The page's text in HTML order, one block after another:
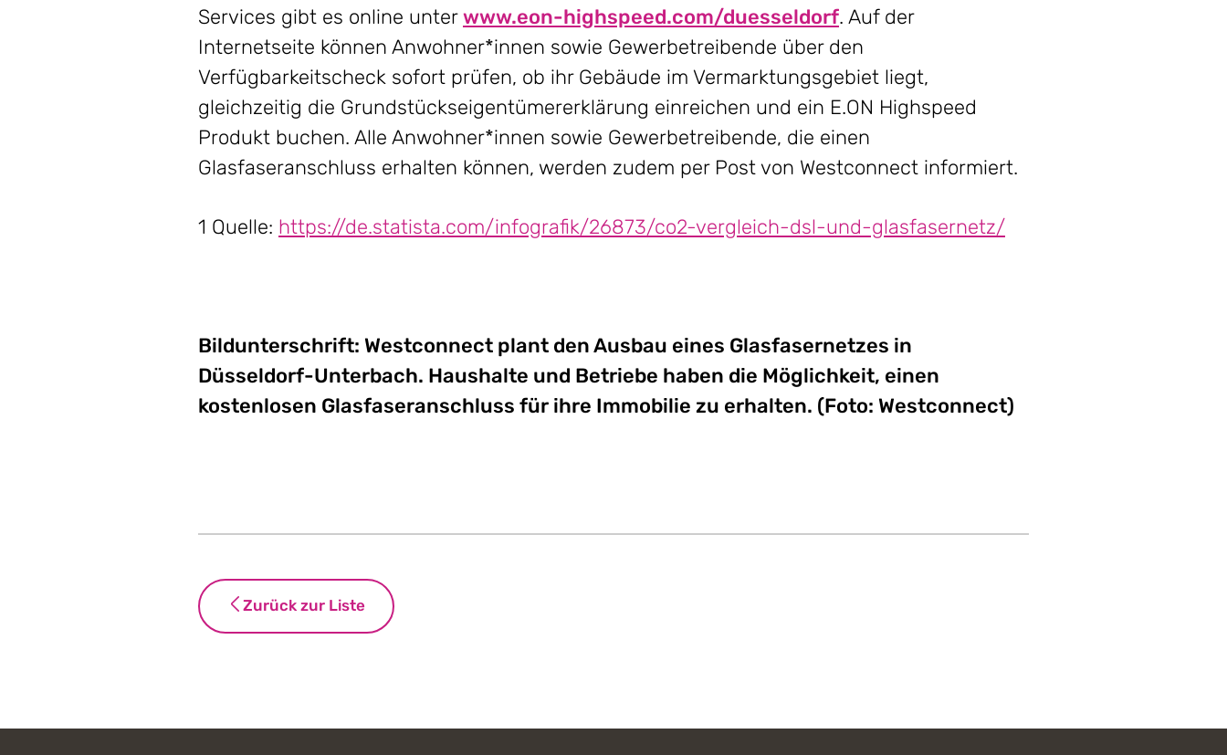
Services gibt es online unterwww.eon-highspeed.com/duesseldorf. Auf der
Internetseite können Anwohner*innen sowie Gewerbetreibende über den
Verfügbarkeitscheck sofort prüfen, ob ihr Gebäude im Vermarktungsgebiet liegt,
gleichzeitig die Grundstückseigentümererklärung einreichen und ein E.ON Highspeed
Produkt buchen. Alle Anwohner*innen sowie Gewerbetreibende, die einen
Glasfaseranschluss erhalten können, werden zudem per Post von Westconnect informiert.
1 Quelle: https://de.statista.com/infografik/26873/co2-vergleich-dsl-und-glasfasernetz/
Bildunterschrift: Westconnect plant den Ausbau eines Glasfasernetzes in
Düsseldorf-Unterbach. Haushalte und Betriebe haben die Möglichkeit, einen
kostenlosen Glasfaseranschluss für ihre Immobilie zu erhalten. (Foto: Westconnect)
Zurück zur Liste